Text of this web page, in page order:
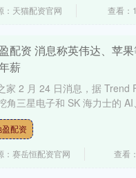
：天猫配资官网 查看：
配资 消息称英伟达、苹
薪
家 2 月 24 日消息，据 Trend
角三星电子和 SK 海力士的
盈配资
：赛岳恒配资官网 查看